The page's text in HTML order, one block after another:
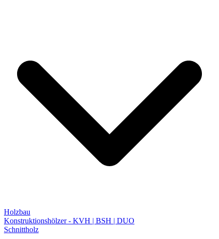
Holzbau
Konstruktionshölzer - KVH | BSH | DUO
Schnittholz